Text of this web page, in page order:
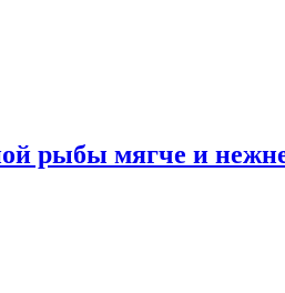
рыбы мягче и